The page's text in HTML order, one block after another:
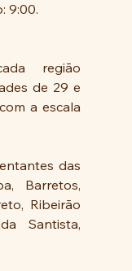
9:00.
região
de 29 e
a escala
das
Barretos,
Ribeirão
Santista,